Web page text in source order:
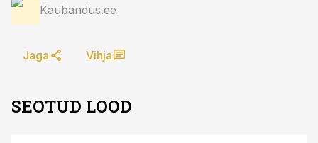
Kaubandus.ee
Jaga Vihja
SEOTUD LOOD